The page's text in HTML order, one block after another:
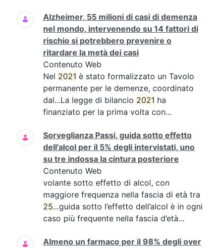
Alzheimer, 55 milioni di casi di demenza
nel mondo, intervenendo su 14 fattori di
rischio si potrebbero prevenire o
ritardare la metà dei casi
Contenuto Web
Nel 2021 è stato formalizzato un Tavolo
permanente per le demenze, coordinato
dal...La legge di bilancio 2021 ha
finanziato per la prima volta con...
Sorveglianza Passi, guida sotto effetto
dell'alcol per il 5% degli intervistati, uno
su tre indossa la cintura posteriore
Contenuto Web
volante sotto effetto di alcol, con
maggiore frequenza nella fascia di età tra
25...guida sotto l’effetto dell’alcol è in ogni
caso più frequente nella fascia d’età...
Almeno un farmaco per il 98% degli over